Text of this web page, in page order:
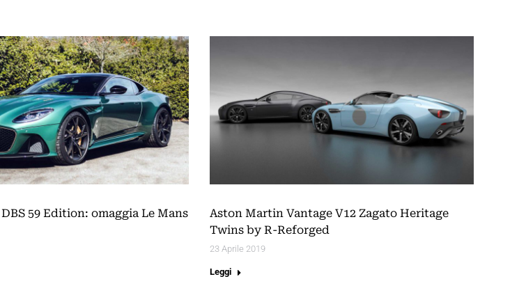
59 Edition: omaggia Le Mans
Aston Martin Vantage V12 Zagato Heritage
Twins by R-Reforged
23 Aprile 2019
Leggi